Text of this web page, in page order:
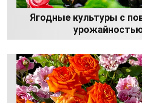
Ягодные культуры с